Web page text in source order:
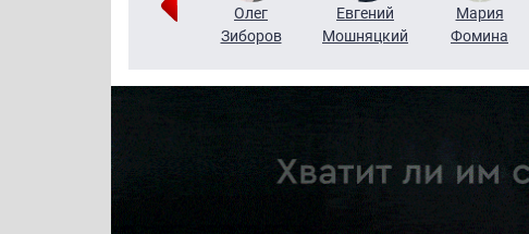
Григорий
Олег
Зиборов
Евгений
Мошняцкий
Мария
Фомина